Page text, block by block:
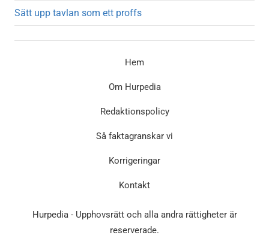
Sätt upp tavlan som ett proffs
Hem
Om Hurpedia
Redaktionspolicy
Så faktagranskar vi
Korrigeringar
Kontakt
Hurpedia - Upphovsrätt och alla andra rättigheter är
reserverade.